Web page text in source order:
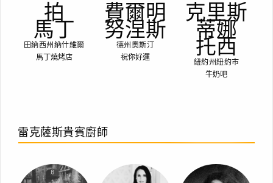
拍
馬丁
田納西州納什維爾
馬丁燒烤店
費爾明
努涅斯
德州奧斯汀
祝你好運
克里斯
蒂娜
托西
紐約州紐約市
牛奶吧
雷克薩斯貴賓廚師